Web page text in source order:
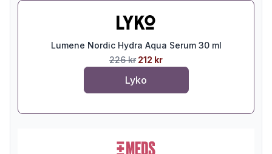
Lumene Nordic Hydra Aqua Serum 30 ml
226 kr 212 kr
Lyko